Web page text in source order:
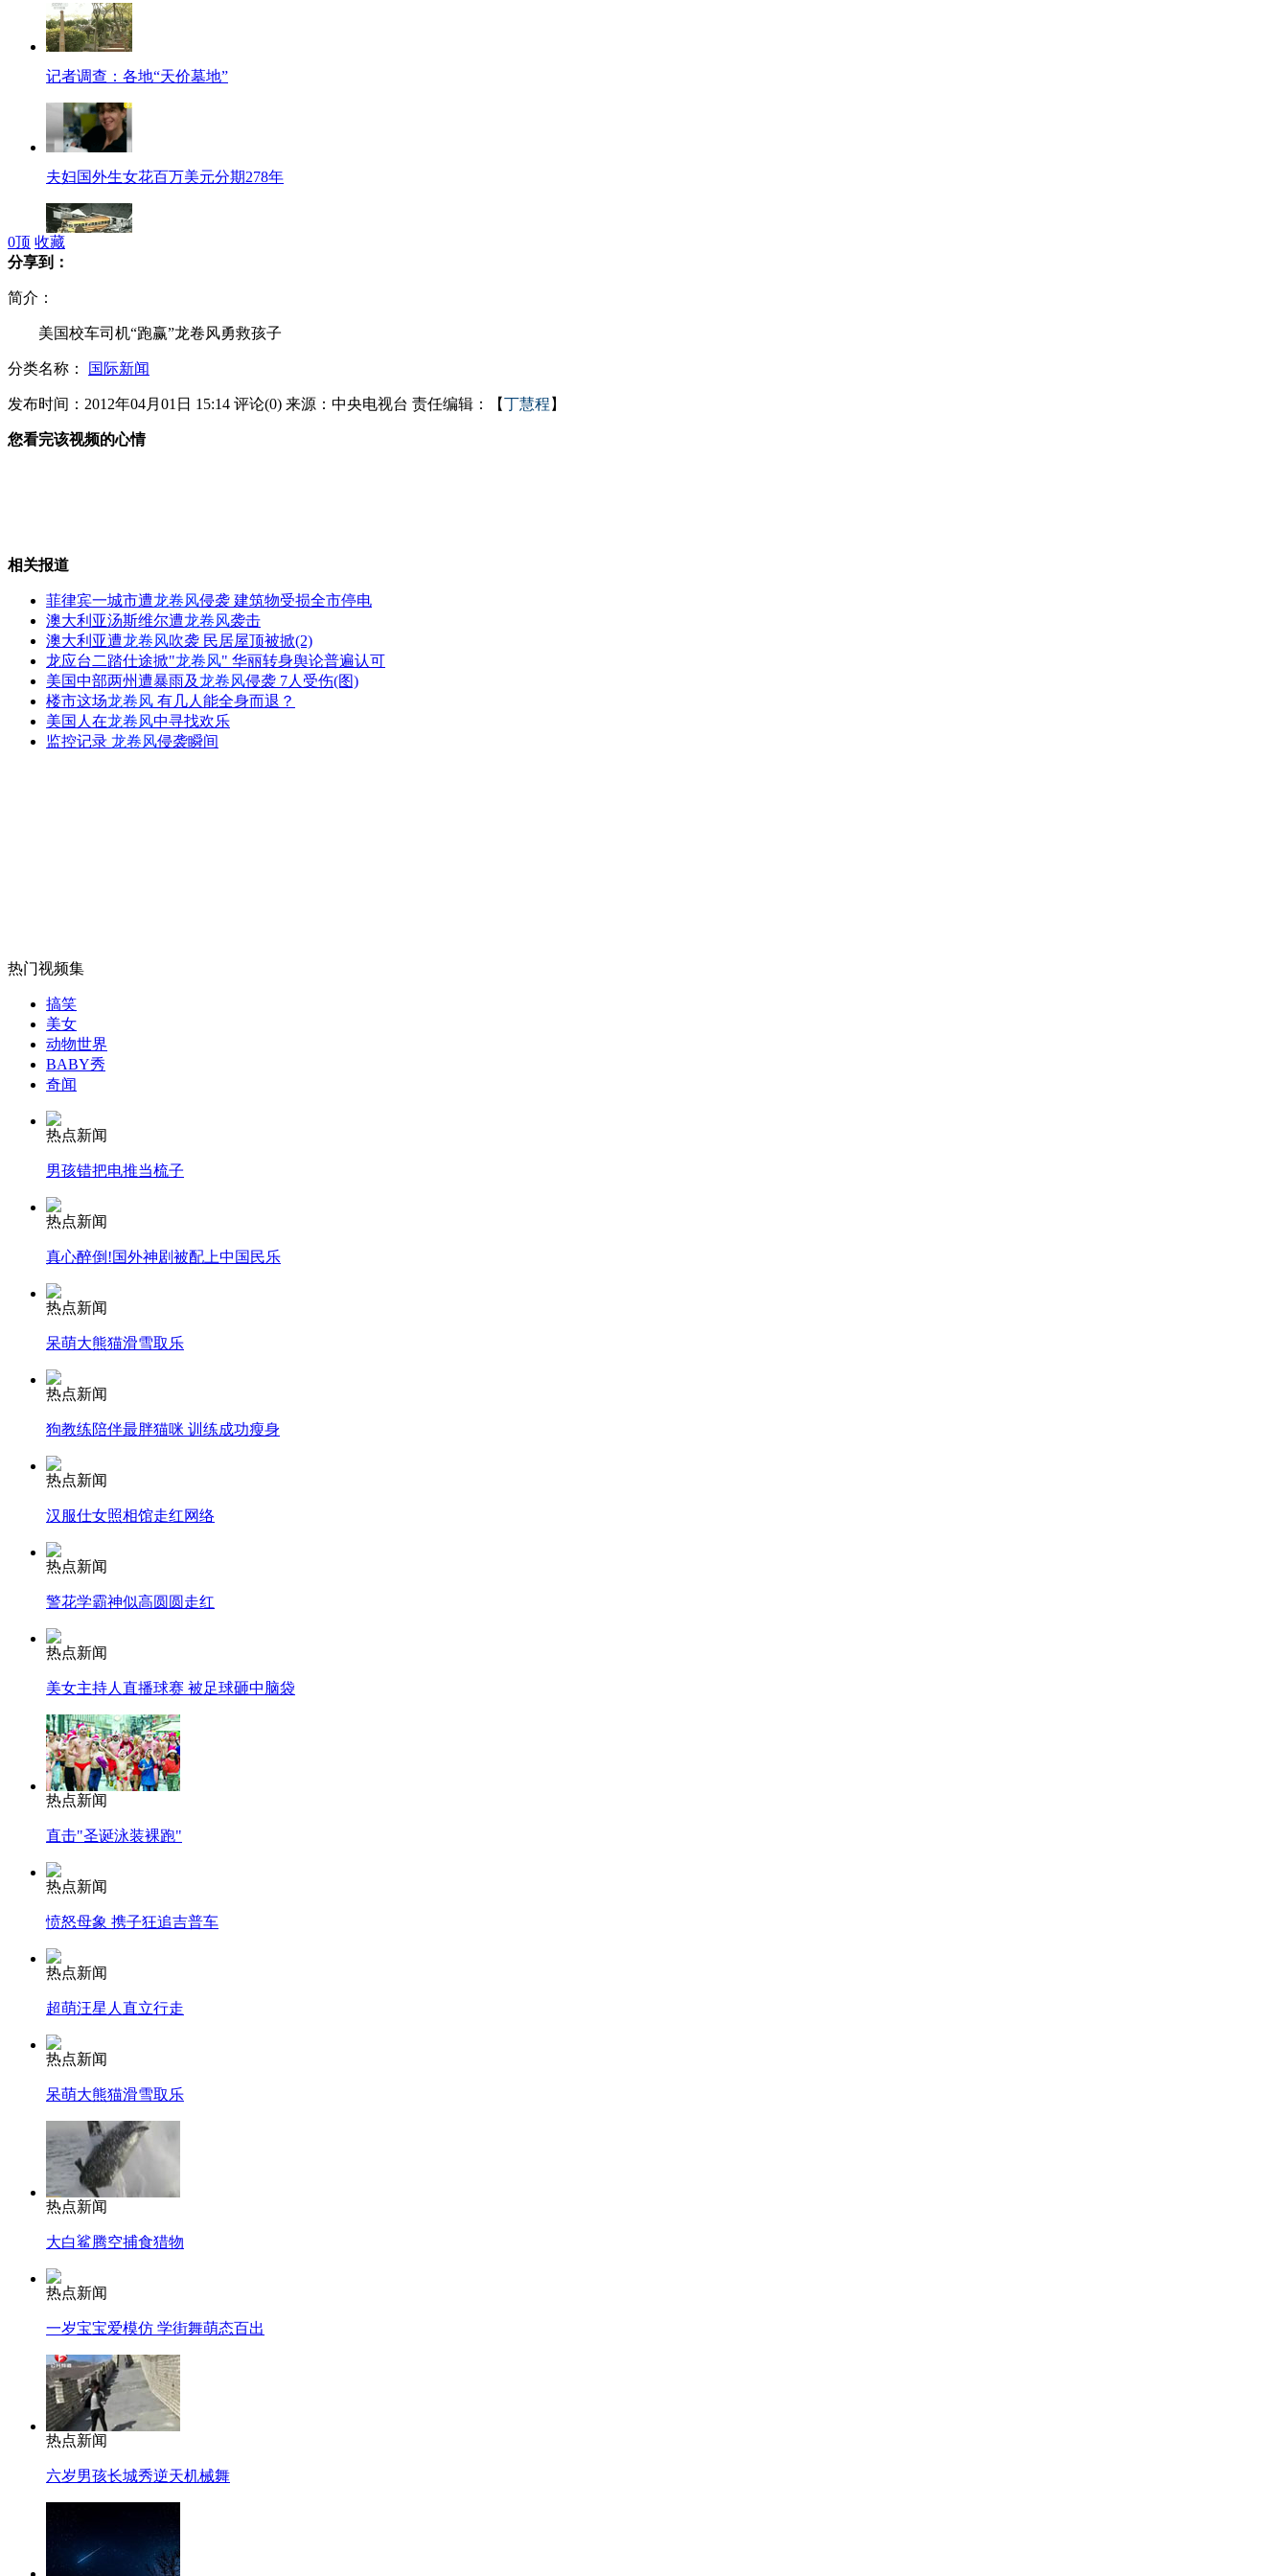
记者调查：各地“天价墓地”
夫妇国外生女花百万美元分期278年
2020年中国婚龄男性比女性多2400万
王菲昆明开唱水晶灯造型惊艳
周杰伦：接受战书 迎战科比
无痛分娩是否安全 医生回应
外交部：反对强权政治霸凌主义
外交部：有关国家言论片面不公正
走！跟着总书记去植树
纽约上演“枕头大战”
0顶 收藏
分享到：
简介：
美国校车司机“跑赢”龙卷风勇救孩子
分类名称： 国际新闻
发布时间：2012年04月01日 15:14 评论(0) 来源：中央电视台 责任编辑：【丁慧程 】
您看完该视频的心情
相关报道
菲律宾一城市遭龙卷风侵袭 建筑物受损全市停电
澳大利亚汤斯维尔遭龙卷风袭击
澳大利亚遭龙卷风吹袭 民居屋顶被掀(2)
龙应台二踏仕途掀"龙卷风" 华丽转身舆论普遍认可
美国中部两州遭暴雨及龙卷风侵袭 7人受伤(图)
楼市这场龙卷风 有几人能全身而退？
美国人在龙卷风中寻找欢乐
监控记录 龙卷风侵袭瞬间
热门视频集
搞笑
美女
动物世界
BABY秀
奇闻
热点新闻
男孩错把电推当梳子
热点新闻
真心醉倒!国外神剧被配上中国民乐
热点新闻
呆萌大熊猫滑雪取乐
热点新闻
狗教练陪伴最胖猫咪 训练成功瘦身
热点新闻
汉服仕女照相馆走红网络
热点新闻
警花学霸神似高圆圆走红
热点新闻
美女主持人直播球赛 被足球砸中脑袋
热点新闻
直击"圣诞泳装裸跑"
热点新闻
愤怒母象 携子狂追吉普车
热点新闻
超萌汪星人直立行走
热点新闻
呆萌大熊猫滑雪取乐
热点新闻
大白鲨腾空捕食猎物
热点新闻
一岁宝宝爱模仿 学街舞萌态百出
热点新闻
六岁男孩长城秀逆天机械舞